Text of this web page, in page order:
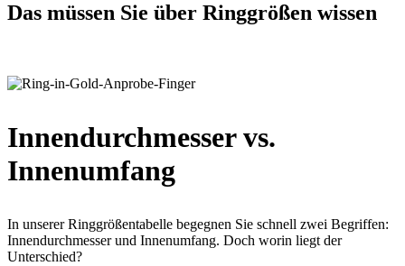
Das müssen Sie über Ringgrößen wissen
Innendurchmesser vs.
Innenumfang
In unserer Ringgrößentabelle begegnen Sie schnell zwei Begriffen:
Innendurchmesser und Innenumfang. Doch worin liegt der
Unterschied?